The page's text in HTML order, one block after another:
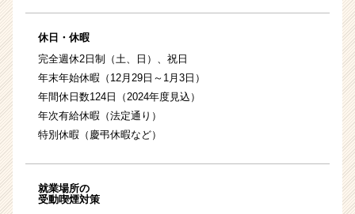
休日・休暇
完全週休2日制（土、日）、祝日
年末年始休暇（12月29日～1月3日）
年間休日数124日（2024年度見込）
年次有給休暇（法定通り）
特別休暇（慶弔休暇など）
就業場所の
受動喫煙対策